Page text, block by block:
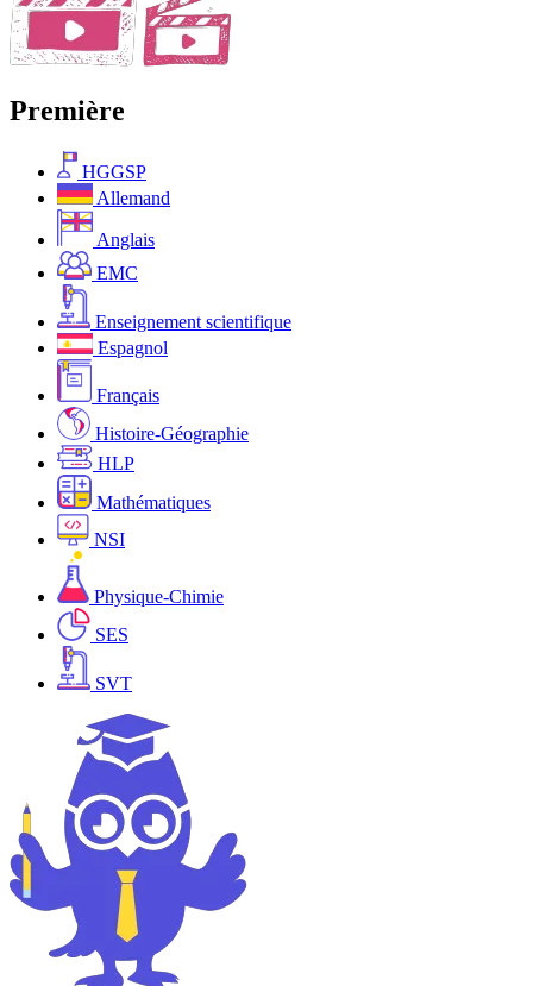
Première
HGGSP
Allemand
Anglais
EMC
Enseignement scientifique
Espagnol
Français
Histoire-Géographie
HLP
Mathématiques
NSI
Physique-Chimie
SES
SVT